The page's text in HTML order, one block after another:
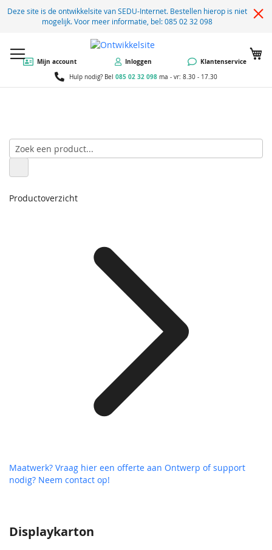
Deze site is de ontwikkelsite van SEDU-Internet. Bestellen hierop is niet
mogelijk. Voor meer informatie, bel: 085 02 32 098
Mijn account Inloggen Klantenservice
Hulp nodig? Bel 085 02 32 098 ma - vr: 8.30 - 17.30
Displaykarton
Productoverzicht
Maatwerk? Vraag hier een offerte aan Ontwerp of support
nodig? Neem contact op!